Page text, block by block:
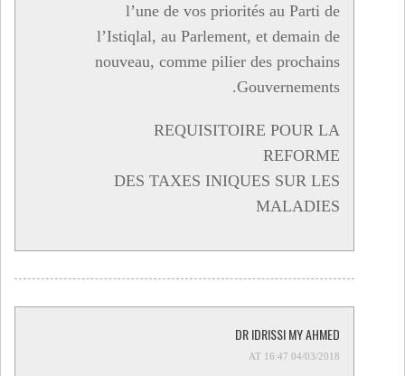
l’une de vos priorités au Parti de
l’Istiqlal, au Parlement, et demain de
nouveau, comme pilier des prochains
Gouvernements.
REQUISITOIRE POUR LA
REFORME
DES TAXES INIQUES SUR LES
MALADIES
DR IDRISSI MY AHMED
04/03/2018 AT 16:47